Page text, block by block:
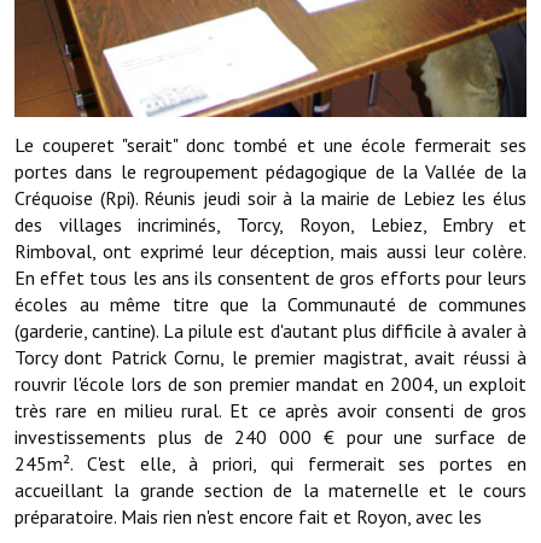
Elus et agents
L'équipe municipale
Le personnel municipal
Les moyens financiers
Note de synthèse financière
Rapport d'orientation budgétaire
Actions et projets
Projets et travaux en cours
Procès verbaux des conseils municipaux
Communication
Le bulletin municipal : Fressinfo & Le Fressinois
Le couperet "serait" donc tombé et une école fermerait ses
portes dans le regroupement pédagogique de la Vallée de la
Créquoise (Rpi). Réunis jeudi soir à la mairie de Lebiez les élus
des villages incriminés, Torcy, Royon, Lebiez, Embry et
Rimboval, ont exprimé leur déception, mais aussi leur colère.
En effet tous les ans ils consentent de gros efforts pour leurs
écoles au même titre que la Communauté de communes
(garderie, cantine). La pilule est d'autant plus difficile à avaler à
Torcy dont Patrick Cornu, le premier magistrat, avait réussi à
rouvrir l'école lors de son premier mandat en 2004, un exploit
très rare en milieu rural. Et ce après avoir consenti de gros
investissements plus de 240 000 € pour une surface de
245m². C'est elle, à priori, qui fermerait ses portes en
accueillant la grande section de la maternelle et le cours
préparatoire. Mais rien n'est encore fait et Royon, avec les